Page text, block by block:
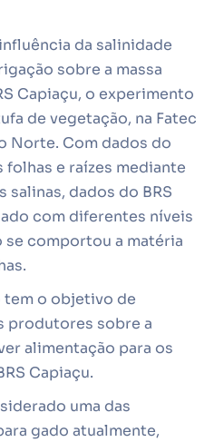
da salinidade
sobre a massa
Capiaçu, o experimento
de vegetação, na Fatec
Norte. Com dados do
e raízes mediante
salinas, dados do BRS
com diferentes níveis
se comportou a matéria
tem o objetivo de
produtores sobre a
alimentação para os
Capiaçu.
uma das
gado atualmente,